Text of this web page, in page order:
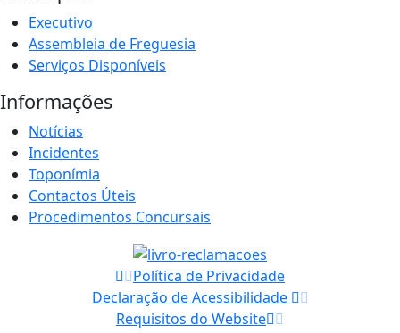
Executivo
Assembleia de Freguesia
Serviços Disponíveis
Informações
Notícias
Incidentes
Toponímia
Contactos Úteis
Procedimentos Concursais
Política de Privacidade
Declaração de Acessibilidade
Requisitos do Website